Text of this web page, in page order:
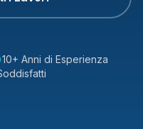
10+ Anni di Esperienza